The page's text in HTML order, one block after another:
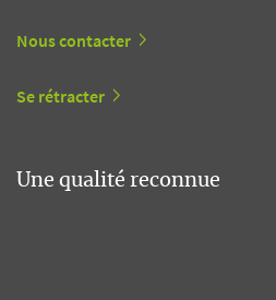
Nous contacter
Se rétracter
Une qualité reconnue